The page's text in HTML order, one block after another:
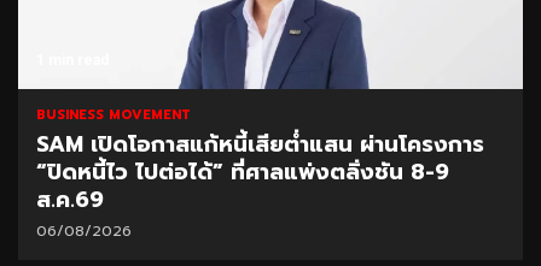
BUSINESS MOVEMENT
SAM เปิดโอกาสแก้หนี้เสียต่ำแสน ผ่านโครงการ
“ปิดหนี้ไว ไปต่อได้” ที่ศาลแพ่งตลิ่งชัน 8-9
ส.ค.69
06/08/2026